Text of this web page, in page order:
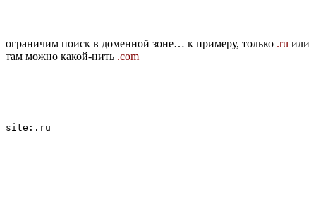
ограничим поиск в доменной зоне… к примеру, только .ru или
там можно какой-нить .com